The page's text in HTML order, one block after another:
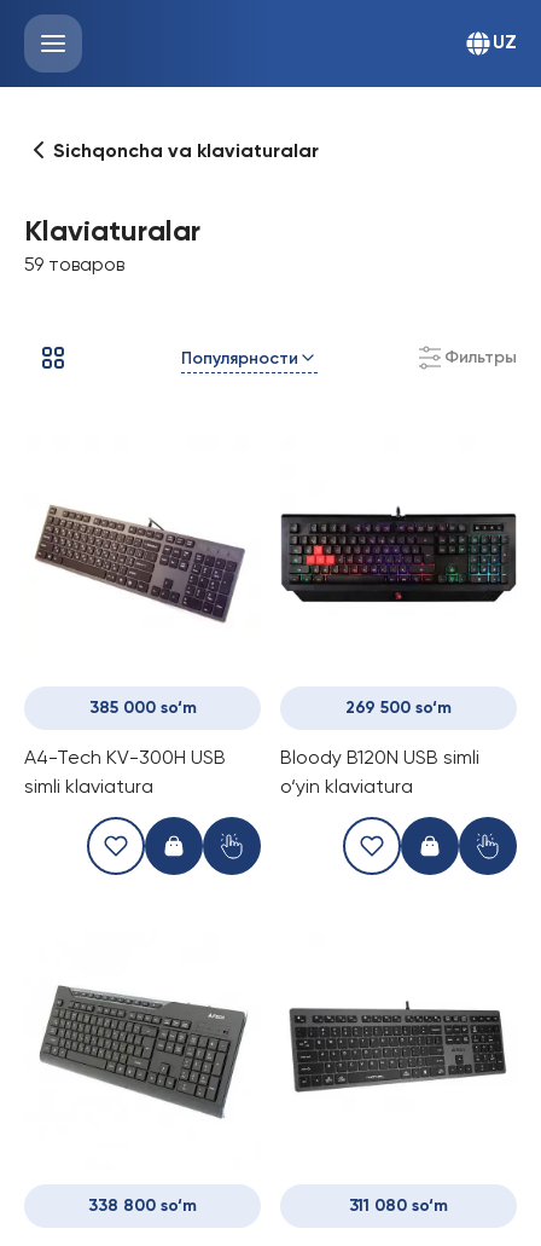
UZ
Sichqoncha va klaviaturalar
Klaviaturalar
59 товаров
Популярности Фильтры
385 000 so‘m
A4-Tech KV-300H USB
simli klaviatura
269 500 so‘m
Bloody B120N USB simli
o‘yin klaviatura
338 800 so‘m 311 080 so‘m